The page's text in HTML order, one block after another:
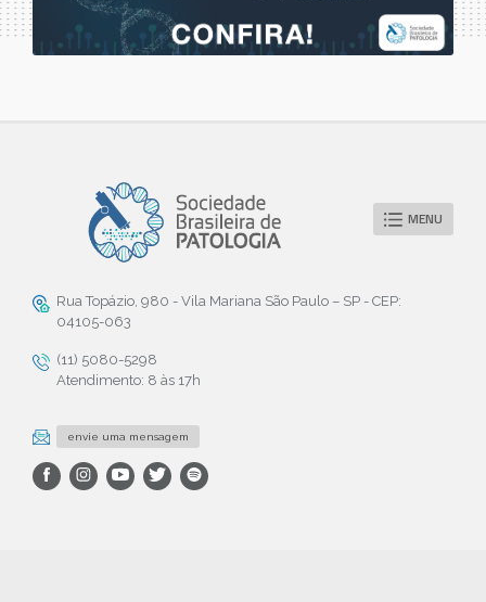
MENU
Rua Topázio, 980 - Vila Mariana São Paulo – SP - CEP:
04105-063
(11) 5080-5298
Atendimento: 8 às 17h
envie uma mensagem